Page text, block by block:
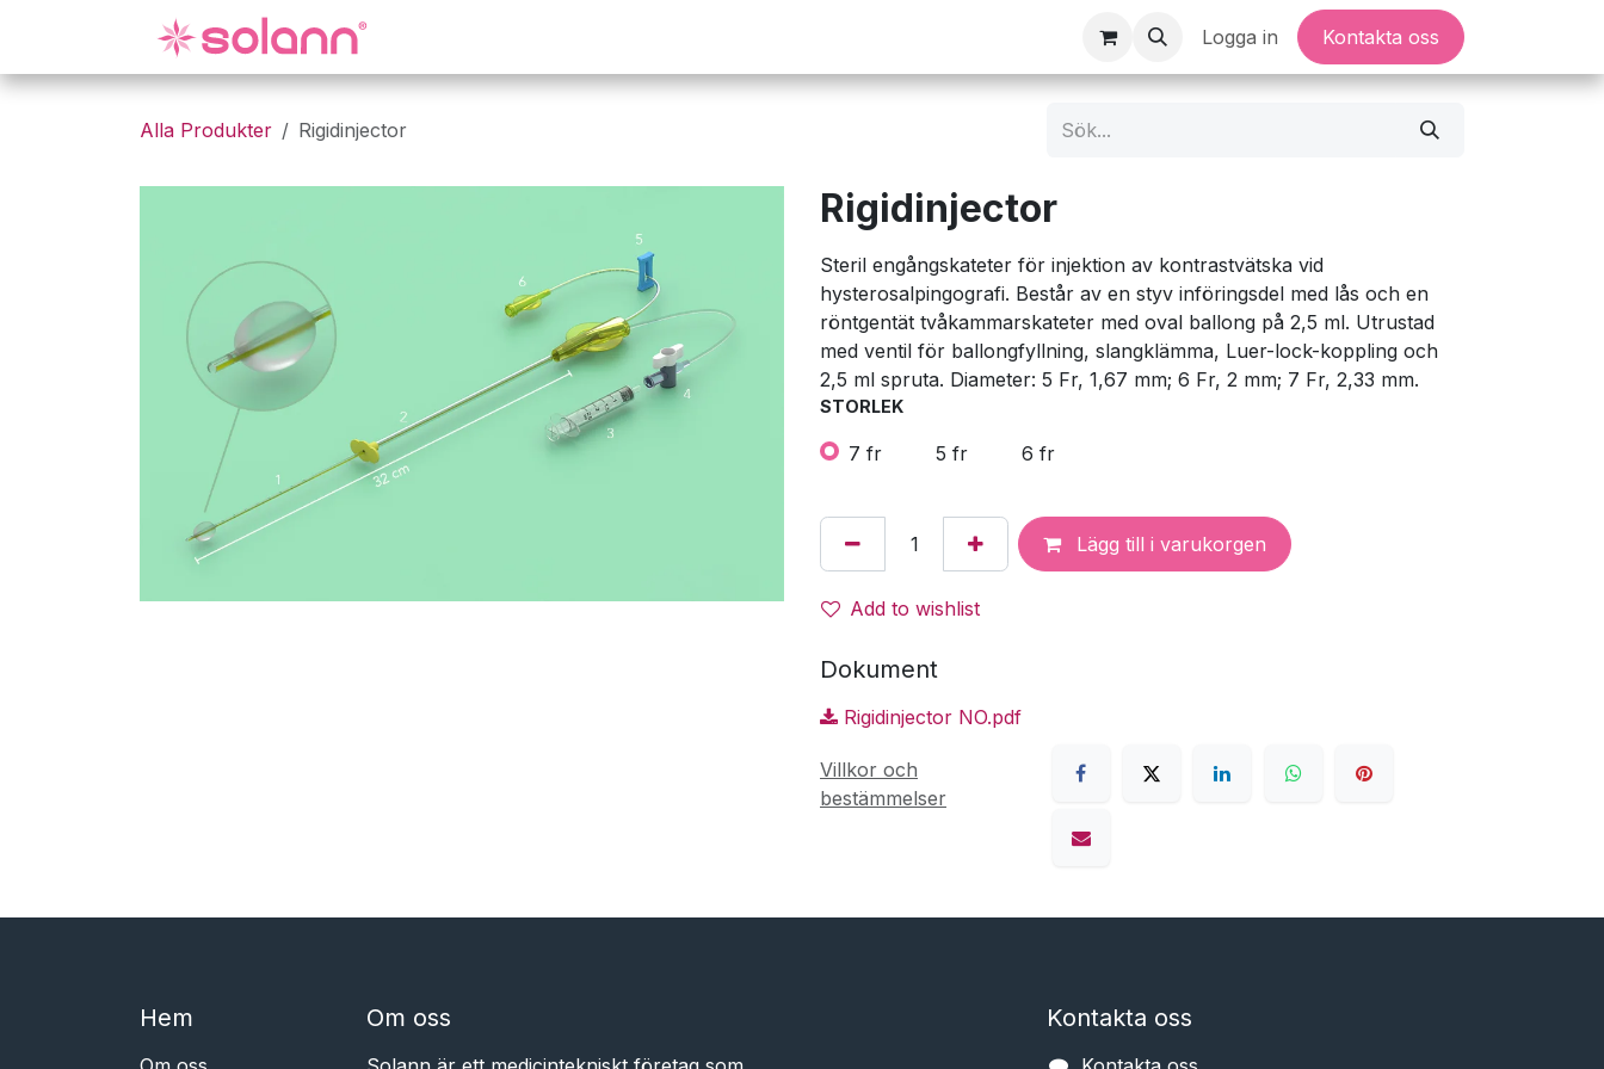
Logga in Kontakta oss
Alla Produkter Rigidinjector
Rigidinjector
Steril engångskateter för injektion av kontrastvätska vid
hysterosalpingografi. Består av en styv införingsdel med lås och en
röntgentät tvåkammarskateter med oval ballong på 2,5 ml. Utrustad
med ventil för ballongfyllning, slangklämma, Luer-lock-koppling och
2,5 ml spruta. Diameter: 5 Fr, 1,67 mm; 6 Fr, 2 mm; 7 Fr, 2,33 mm.
STORLEK
7 fr 5 fr 6 fr
Lägg till i varukorgen
Add to wishlist
Dokument
Rigidinjector NO.pdf
Villkor och
bestämmelser
Hem​​ Om oss Kontakta oss